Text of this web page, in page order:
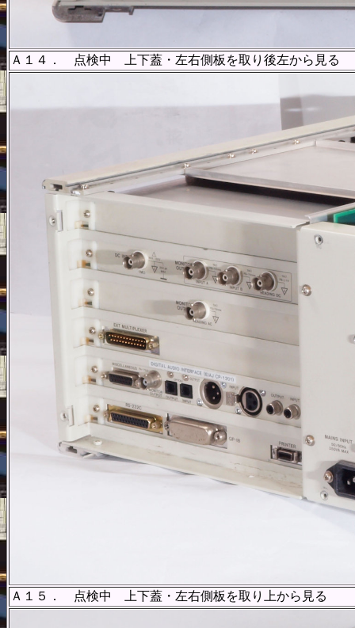
Ａ１４． 点検中 上下蓋・左右側板を取り後左から見る
Ａ１５． 点検中 上下蓋・左右側板を取り上から見る